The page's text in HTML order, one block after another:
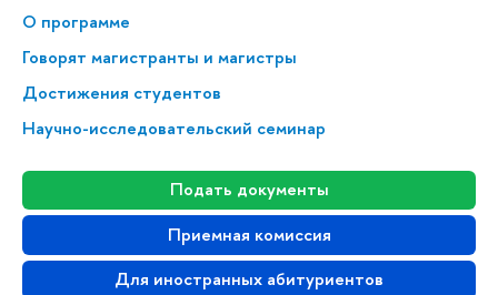
О программе
Говорят магистранты и магистры
Достижения студентов
Научно-исследовательский семинар
Подать документы
Приемная комиссия
Для иностранных абитуриентов